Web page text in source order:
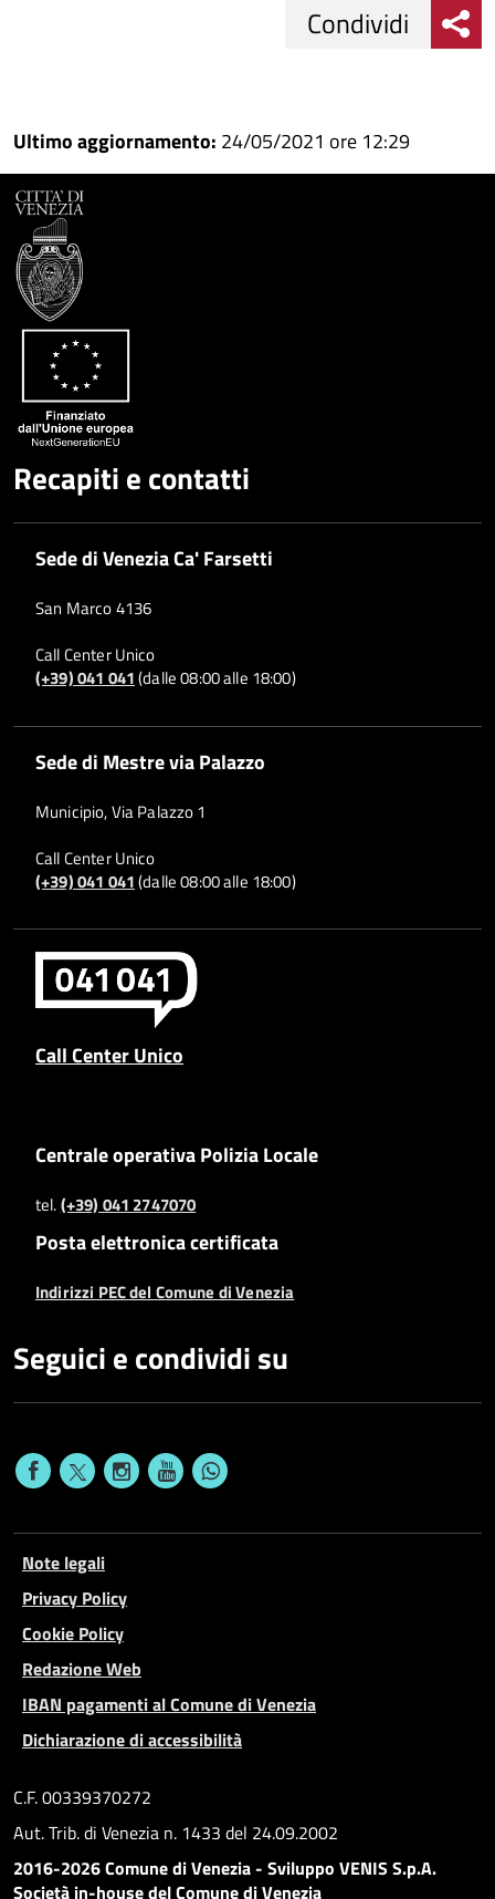
su
Facebook
Condividi
su
Condividi
Condividi
Ultimo aggiornamento: 24/05/2021 ore 12:29
Recapiti e contatti
Sede di Venezia Ca' Farsetti
San Marco 4136
Call Center Unico
(+39) 041 041(dalle 08:00 alle 18:00)
Sede di Mestre via Palazzo
Municipio, Via Palazzo 1
Call Center Unico
(+39) 041 041(dalle 08:00 alle 18:00)
Call Center Unico
Centrale operativa Polizia Locale
tel.(+39) 041 2747070
Posta elettronica certificata
Indirizzi PEC del Comune di Venezia
Seguici e condividi su
Note legali
Privacy Policy
Cookie Policy
Redazione Web
IBAN pagamenti al Comune di Venezia
Dichiarazione di accessibilità
C.F. 00339370272
Aut. Trib. di Venezia n. 1433 del 24.09.2002
2016-2026 Comune di Venezia - Sviluppo VENIS S.p.A.
Società in-house del Comune di Venezia